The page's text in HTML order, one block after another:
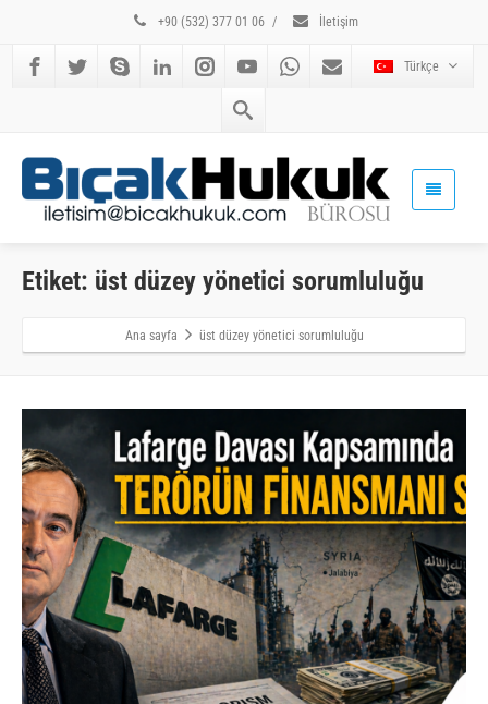
+90 (532) 377 01 06 / İletişim
Türkçe
Etiket: üst düzey yönetici sorumluluğu
Ana sayfa üst düzey yönetici sorumluluğu